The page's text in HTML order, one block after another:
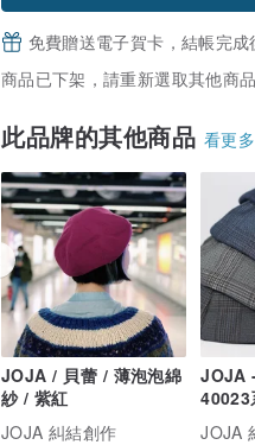
免費贈送電子賀卡，結帳完成
商品已下架，請重新選取其他商品
此品牌的其他商品 看更多
JOJA / 貝蕾 / 薄泡泡綿
紗 / 紫紅
JOJA 糾結創作
JOJA
40023
JOJA